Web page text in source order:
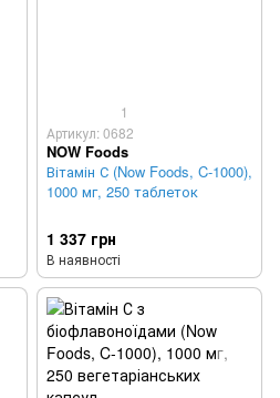
1
Артикул: 0682
NOW Foods
Вітамін С (Now Foods, C-1000),
1000 мг, 250 таблеток
1 337 грн
В наявності